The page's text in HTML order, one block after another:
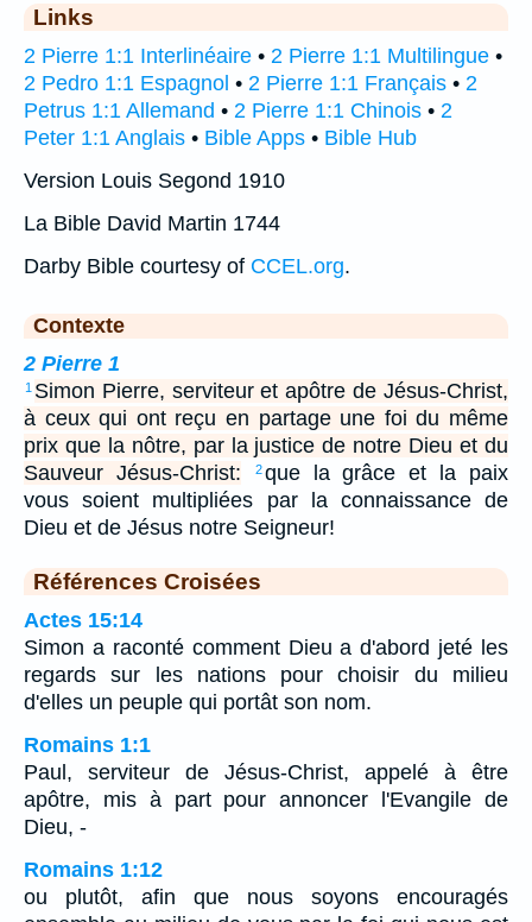
Links
2 Pierre 1:1 Interlinéaire • 2 Pierre 1:1 Multilingue •
2 Pedro 1:1 Espagnol • 2 Pierre 1:1 Français • 2
Petrus 1:1 Allemand • 2 Pierre 1:1 Chinois • 2
Peter 1:1 Anglais • Bible Apps • Bible Hub
Version Louis Segond 1910
La Bible David Martin 1744
Darby Bible courtesy of CCEL.org.
Contexte
2 Pierre 1
1 Simon Pierre, serviteur et apôtre de Jésus-Christ,
à ceux qui ont reçu en partage une foi du même
prix que la nôtre, par la justice de notre Dieu et du
Sauveur Jésus-Christ:
2que la grâce et la paix
vous soient multipliées par la connaissance de
Dieu et de Jésus notre Seigneur!
Références Croisées
Actes 15:14
Simon a raconté comment Dieu a d'abord jeté les
regards sur les nations pour choisir du milieu
d'elles un peuple qui portât son nom.
Romains 1:1
Paul, serviteur de Jésus-Christ, appelé à être
apôtre, mis à part pour annoncer l'Evangile de
Dieu, -
Romains 1:12
ou plutôt, afin que nous soyons encouragés